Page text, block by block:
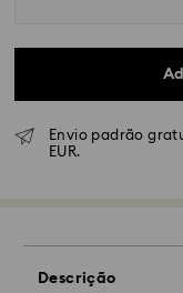
Envio padrão
EUR.
Descrição
até às 10:00 CET